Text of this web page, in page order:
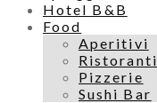
Hotel B&B
Food
Aperitivi
Ristoranti
Pizzerie
Sushi Bar